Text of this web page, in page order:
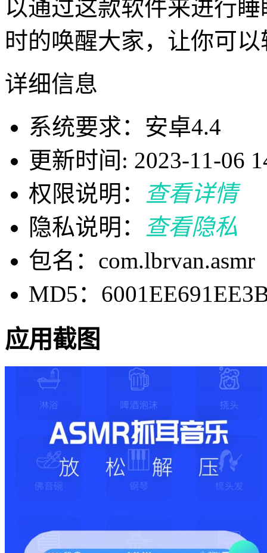
以通过这款软件来进行
时的唤醒大家，让你可
详细信息
系统要求：安卓4.4
更新时间: 2023-11-06
权限说明：
查看详情
隐私说明：
查看隐私
包名：com.lbrvan.asmr
MD5：
应用截图